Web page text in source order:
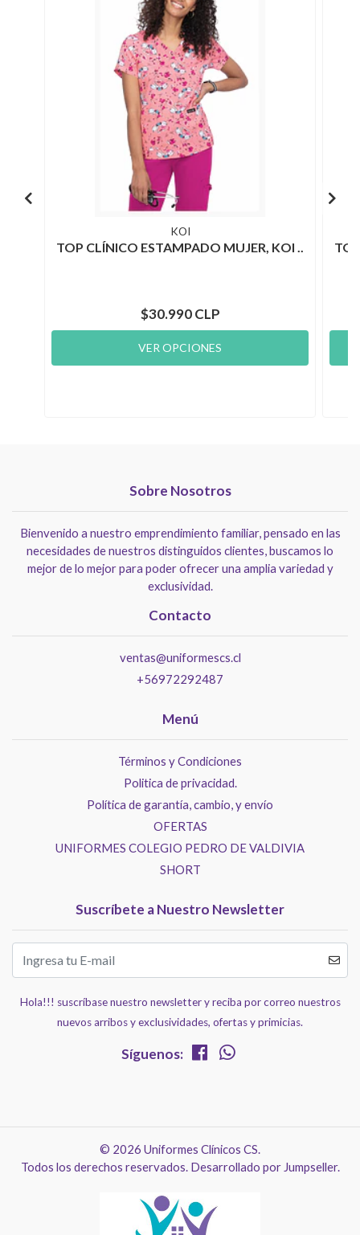
KOI
TOP CLÍNICO ESTAMPADO MUJER, KOI ..
$30.990 CLP
VER OPCIONES
Sobre Nosotros
Bienvenido a nuestro emprendimiento familiar, pensado en las
necesidades de nuestros distinguidos clientes, buscamos lo
mejor de lo mejor para poder ofrecer una amplia variedad y
exclusividad.
Contacto
ventas@uniformescs.cl
+56972292487
Menú
Términos y Condiciones
Politica de privacidad.
Política de garantía, cambio, y envío
OFERTAS
UNIFORMES COLEGIO PEDRO DE VALDIVIA
SHORT
Suscríbete a Nuestro Newsletter
Hola!!! suscríbase nuestro newsletter y reciba por correo nuestros
nuevos arribos y exclusividades, ofertas y primicias.
Síguenos:
© 2026 Uniformes Clínicos CS.
Todos los derechos reservados. Desarrollado por Jumpseller.